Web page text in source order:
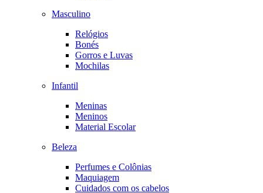
Masculino
Relógios
Bonés
Gorros e Luvas
Mochilas
Infantil
Meninas
Meninos
Material Escolar
Beleza
Perfumes e Colônias
Maquiagem
Cuidados com os cabelos